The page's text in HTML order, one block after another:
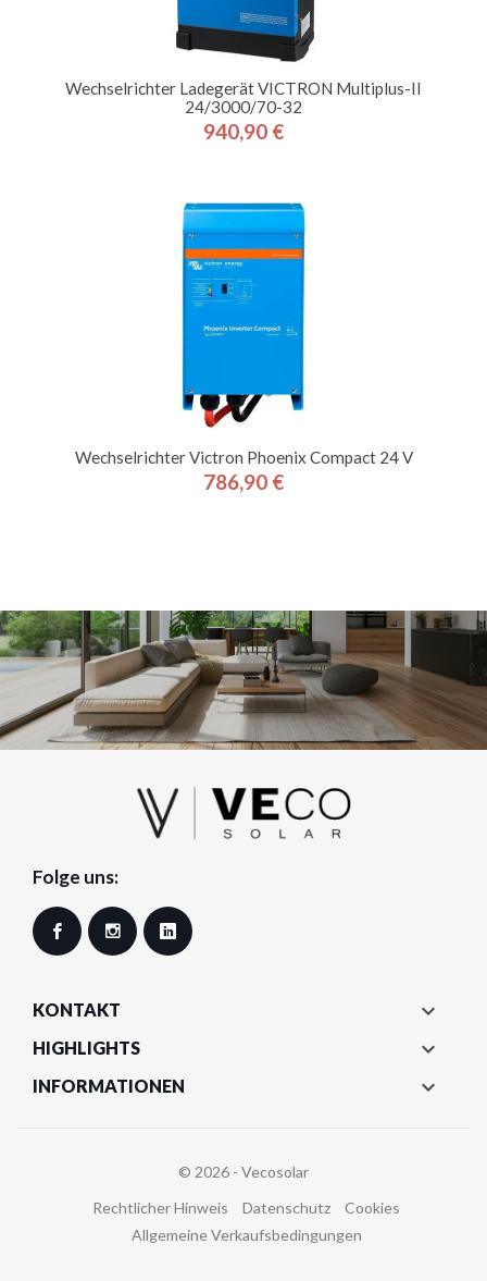
Wechselrichter Ladegerät VICTRON Multiplus-II
24/3000/70-32
Preis
940,90 €
Wechselrichter Victron Phoenix Compact 24 V
Preis
786,90 €
Folge uns:
Facebook Instagram
KONTAKT 
HIGHLIGHTS 
INFORMATIONEN 
© 2026 - Vecosolar
Rechtlicher Hinweis
Datenschutz
Cookies
Allgemeine Verkaufsbedingungen